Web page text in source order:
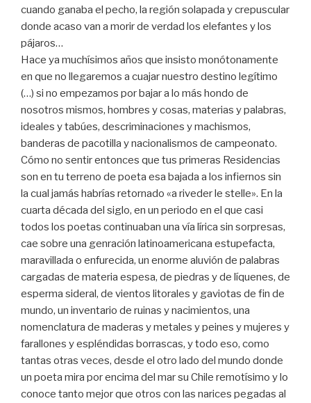
cuando ganaba el pecho, la región solapada y crepuscular
donde acaso van a morir de verdad los elefantes y los
pájaros…
Hace ya muchísimos años que insisto monótonamente
en que no llegaremos a cuajar nuestro destino legítimo
(…) si no empezamos por bajar a lo más hondo de
nosotros mismos, hombres y cosas, materias y palabras,
ideales y tabúes, descriminaciones y machismos,
banderas de pacotilla y nacionalismos de campeonato.
Cómo no sentir entonces que tus primeras Residencias
son en tu terreno de poeta esa bajada a los infiernos sin
la cual jamás habrías retornado «a riveder le stelle». En la
cuarta década del siglo, en un periodo en el que casi
todos los poetas continuaban una vía lírica sin sorpresas,
cae sobre una genración latinoamericana estupefacta,
maravillada o enfurecida, un enorme aluvión de palabras
cargadas de materia espesa, de piedras y de líquenes, de
esperma sideral, de vientos litorales y gaviotas de fin de
mundo, un inventario de ruinas y nacimientos, una
nomenclatura de maderas y metales y peines y mujeres y
farallones y espléndidas borrascas, y todo eso, como
tantas otras veces, desde el otro lado del mundo donde
un poeta mira por encima del mar su Chile remotísimo y lo
conoce tanto mejor que otros con las narices pegadas al